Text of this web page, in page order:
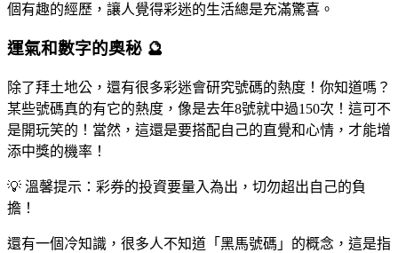
個有趣的經歷，讓人覺得彩迷的生活總是充滿驚喜。
運氣和數字的奧秘 🔮
除了拜土地公，還有很多彩迷會研究號碼的熱度！你知道嗎？
某些號碼真的有它的熱度，像是去年8號就中過150次！這可不
是開玩笑的！當然，這還是要搭配自己的直覺和心情，才能增
添中獎的機率！
💡 溫馨提示：彩券的投資要量入為出，切勿超出自己的負
擔！
還有一個冷知識，很多人不知道「黑馬號碼」的概念，這是指